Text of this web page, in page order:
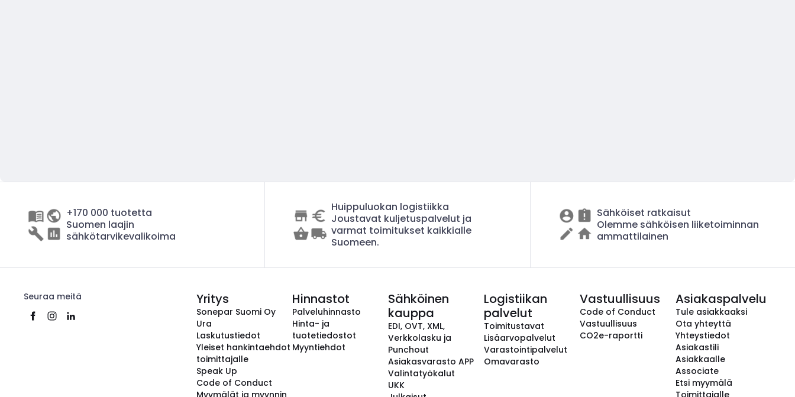
+170 000 tuotetta
Suomen laajin
sähkötarvikevalikoima
Huippuluokan logistiikka
Joustavat kuljetuspalvelut ja
varmat toimitukset kaikkialle
Suomeen.
Sähköiset ratkaisut
Olemme sähköisen liiketoiminnan
ammattilainen
Seuraa meitä Yritys
Sonepar Suomi Oy
Ura
Laskutustiedot
Yleiset hankintaehdot
toimittajalle
Speak Up
Code of Conduct
Myymälät ja myynnin
Hinnastot
Palveluhinnasto
Hinta- ja
tuotetiedostot
Myyntiehdot
Sähköinen
kauppa
EDI, OVT, XML,
Verkkolasku ja
Punchout
Asiakasvarasto APP
Valintatyökalut
UKK
Logistiikan
palvelut
Toimitustavat
Lisäarvopalvelut
Varastointipalvelut
Omavarasto
Vastuullisuus
Code of Conduct
Vastuullisuus
CO2e-raportti
Asiakaspalvelu
Tule asiakkaaksi
Ota yhteyttä
Yhteystiedot
Asiakastili
Asiakkaalle
Associate
Etsi myymälä
Toimittajalle